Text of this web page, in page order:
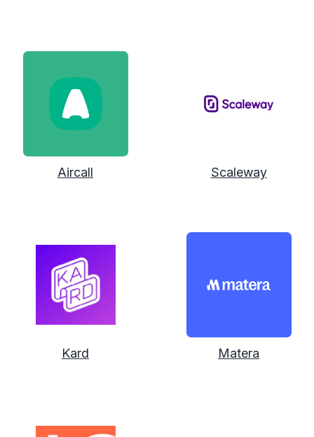
Aircall Scaleway
Kard Matera